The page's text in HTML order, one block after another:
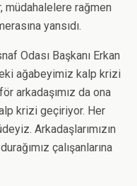
müdahalelere rağmen
yansıdı.
Odası Başkanı Erkan
ağabeyimiz kalp krizi
arkadaşımız da ona
krizi geçiriyor. Her
Arkadaşlarımızın
çalışanlarına